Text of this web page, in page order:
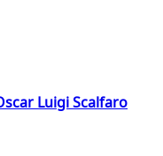
Luigi Scalfaro